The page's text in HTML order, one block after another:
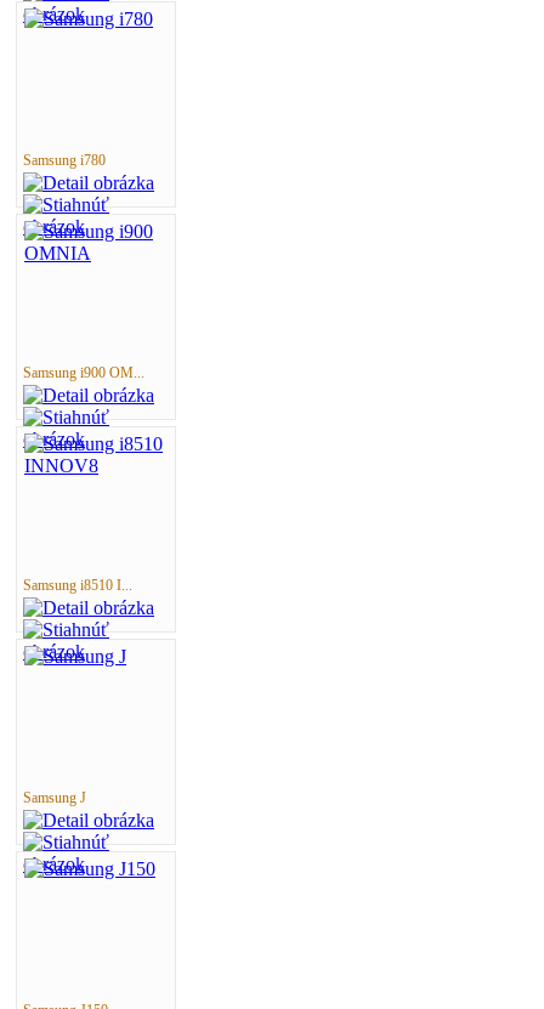
Samsung i780
Samsung i900 OM...
Samsung i8510 I...
Samsung J